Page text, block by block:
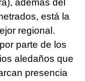
además del
está la
regional.
parte de los
aledaños que
presencia